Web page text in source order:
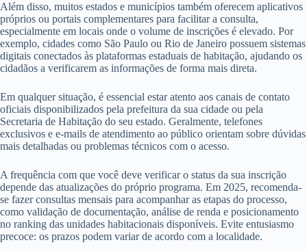
Além disso, muitos estados e municípios também oferecem aplicativos
próprios ou portais complementares para facilitar a consulta,
especialmente em locais onde o volume de inscrições é elevado. Por
exemplo, cidades como São Paulo ou Rio de Janeiro possuem sistemas
digitais conectados às plataformas estaduais de habitação, ajudando os
cidadãos a verificarem as informações de forma mais direta.
Em qualquer situação, é essencial estar atento aos canais de contato
oficiais disponibilizados pela prefeitura da sua cidade ou pela
Secretaria de Habitação do seu estado. Geralmente, telefones
exclusivos e e-mails de atendimento ao público orientam sobre dúvidas
mais detalhadas ou problemas técnicos com o acesso.
A frequência com que você deve verificar o status da sua inscrição
depende das atualizações do próprio programa. Em 2025, recomenda-
se fazer consultas mensais para acompanhar as etapas do processo,
como validação de documentação, análise de renda e posicionamento
no ranking das unidades habitacionais disponíveis. Evite entusiasmo
precoce: os prazos podem variar de acordo com a localidade.